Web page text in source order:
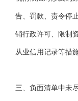
告、罚款、责令停
销行政许可、限制
从业信用记录等措施
三、负面清单中未